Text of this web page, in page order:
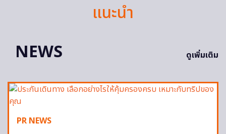
แนะนำ
NEWS
ดูเพิ่มเติม
PR NEWS